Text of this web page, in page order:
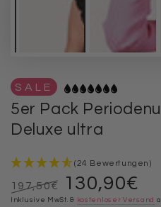
SALE
5er Pack
Deluxe ultra
(24 Bewertungen)
Regulärer
197,50€
Verkaufspreis
130,90€
Inklusive MwSt. & kostenloser Versand